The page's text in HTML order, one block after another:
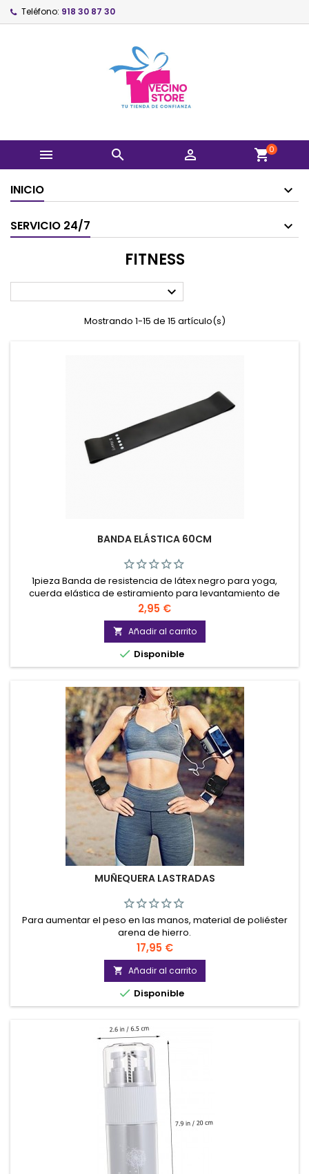
Teléfono: 918 30 87 30
   shopping_cart0
INICIO
SERVICIO 24/7
FITNESS

Mostrando 1-15 de 15 artículo(s)
BANDA ELÁSTICA 60CM
1pieza Banda de resistencia de látex negro para yoga,
cuerda elástica de estiramiento para levantamiento de
caderas, modelado corporal, entrenamiento de fuerza.
Precio
2,95 €
 Añadir al carrito
 Disponible
MUÑEQUERA LASTRADAS
Para aumentar el peso en las manos, material de poliéster
arena de hierro.
Precio
17,95 €
 Añadir al carrito
 Disponible